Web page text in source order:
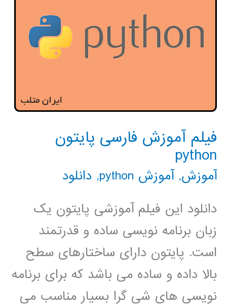
فیلم آموزش فارسی پایتون
python
آموزش,آموزش python , دانلود
دانلود این فیلم آموزشی پایتون یک
زبان برنامه نویسی ساده و قدرتمند
است. پایتون دارای ساختارهای سطح
بالا داده و ساده می باشد که برای برنامه
نویسی های شی گرا بسیار مناسب می